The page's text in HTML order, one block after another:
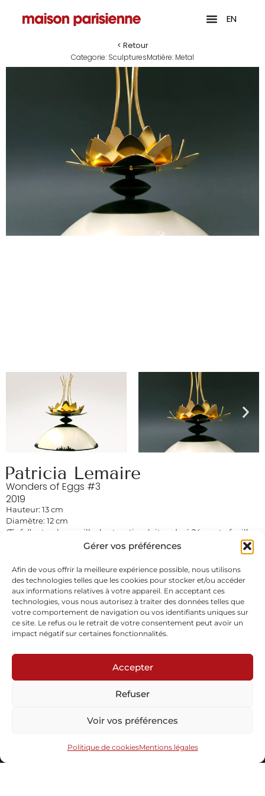
Gérer vos préférences
Afin de vous offrir la meilleure expérience possible, nous utilisons
des technologies telles que les cookies pour stocker et/ou accéder
aux informations relatives à votre appareil. En acceptant ces
technologies, vous nous autorisez à traiter des données telles que
votre comportement de navigation ou vos identifiants uniques sur
ce site. Le refus ou le retrait de votre consentement peut avoir un
impact négatif sur certaines fonctionnalités.
Accepter
Refuser
Voir vos préférences
Politique de cookiesMentions légales
EN
< Retour
Categorie: SculpturesMatière: Metal
Patricia Lemaire
Wonders of Eggs #3
2019
Hauteur: 13 cm
Diamètre: 12 cm
Œuf d’autruche, maillechort, patine, laiton doré 24 carats, feuille
En stock
Demande d'informations
Abonnez-vous à notre newsletter